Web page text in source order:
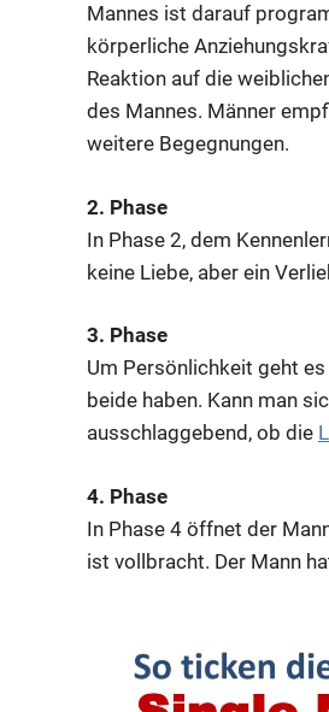
Mannes ist darauf
körperliche
Reaktion auf die
des Mannes. Männer
weitere Begegnungen.
2. Phase
In Phase 2, dem
keine Liebe, aber ein
3. Phase
Um Persönlichkeit geht
beide haben. Kann man
ausschlaggebend, ob die
4. Phase
In Phase 4 öffnet der
ist vollbracht. Der Mann